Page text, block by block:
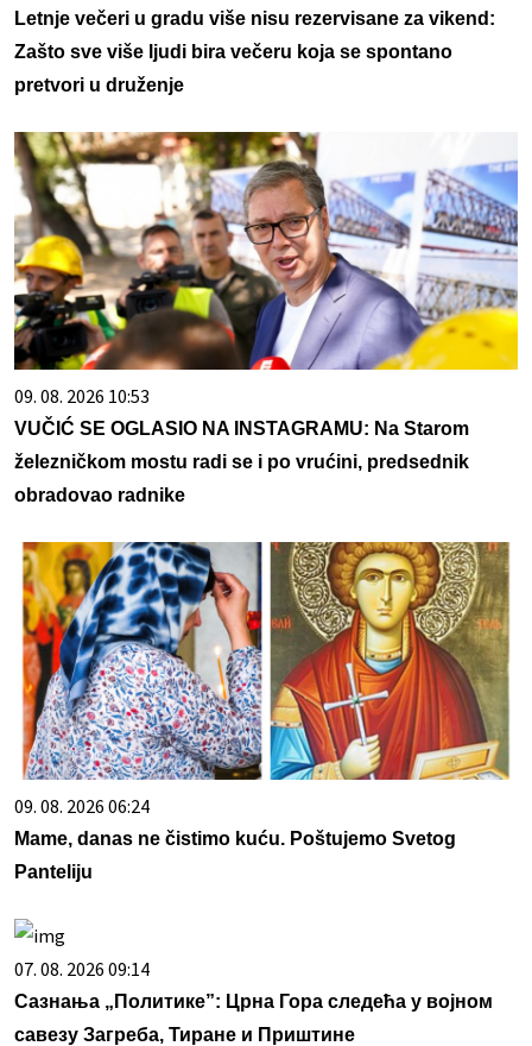
Letnje večeri u gradu više nisu rezervisane za vikend:
Zašto sve više ljudi bira večeru koja se spontano
pretvori u druženje
09. 08. 2026 10:53
VUČIĆ SE OGLASIO NA INSTAGRAMU: Na Starom
železničkom mostu radi se i po vrućini, predsednik
obradovao radnike
09. 08. 2026 06:24
Mame, danas ne čistimo kuću. Poštujemo Svetog
Panteliju
07. 08. 2026 09:14
Сазнања „Политике”: Црна Гора следећа у војном
савезу Загреба, Тиране и Приштине